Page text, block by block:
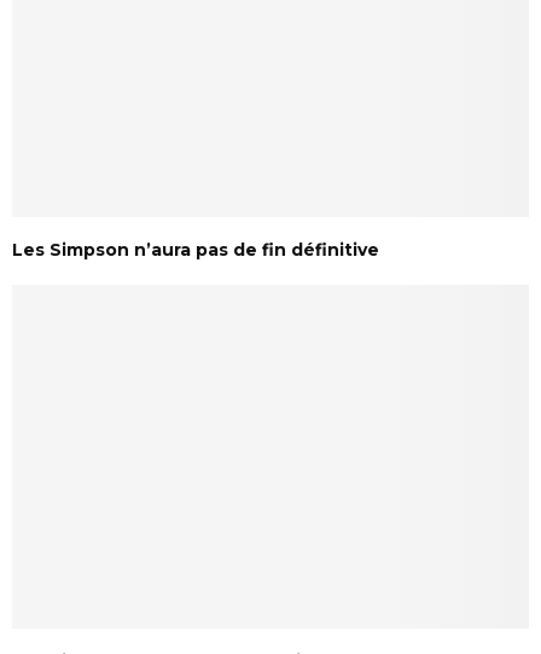
Les Simpson n’aura pas de fin définitive